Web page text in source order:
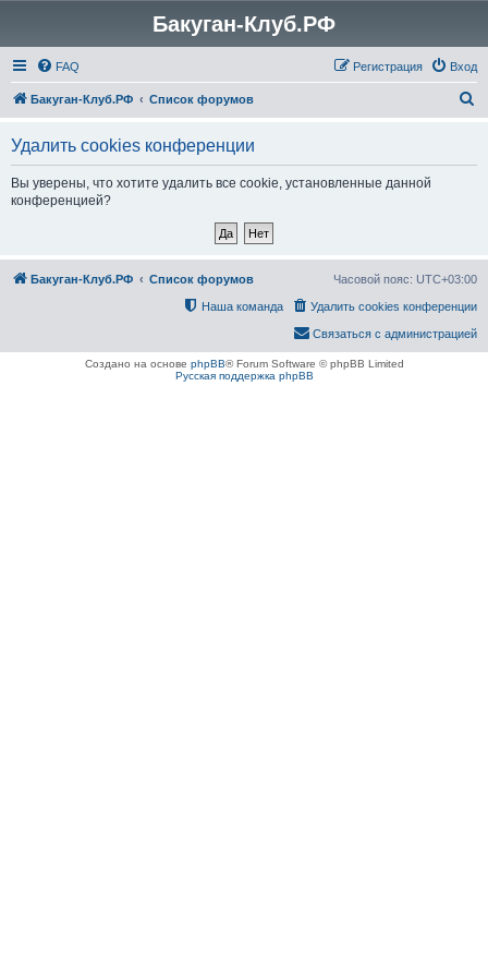
Бакуган-Клуб.РФ
FAQ Вход
Регистрация
Бакуган-Клуб.РФ Список форумов
Удалить cookies конференции
Вы уверены, что хотите удалить все cookie, установленные данной
конференцией?
Бакуган-Клуб.РФ Список форумов Часовой пояс: UTC+03:00
Удалить cookies конференции
Наша команда
Связаться с администрацией
Создано на основе phpBB® Forum Software © phpBB Limited
Русская поддержка phpBB